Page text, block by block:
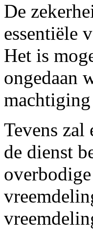
De
essentiële
Het is
ongedaan
Tevens zal
de dienst